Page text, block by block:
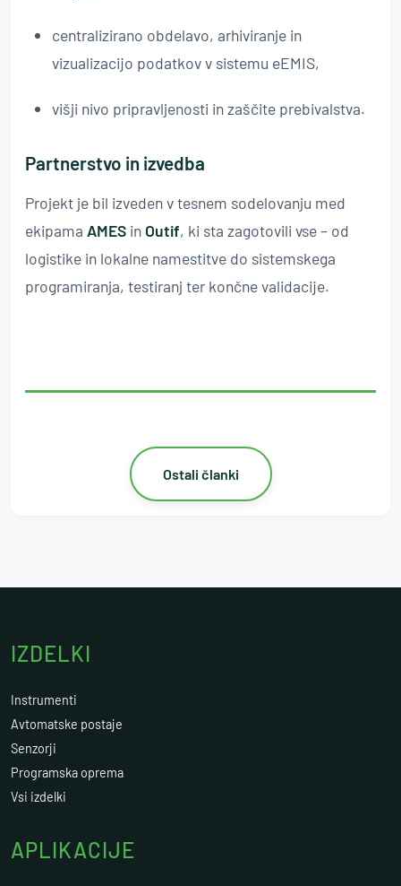
centralizirano obdelavo, arhiviranje in
vizualizacijo podatkov v sistemu eEMIS,
višji nivo pripravljenosti in zaščite prebivalstva.
Partnerstvo in izvedba
Projekt je bil izveden v tesnem sodelovanju med
ekipama AMES in Outif, ki sta zagotovili vse – od
logistike in lokalne namestitve do sistemskega
programiranja, testiranj ter končne validacije.
Ostali članki
IZDELKI
Instrumenti
Avtomatske postaje
Senzorji
Programska oprema
Vsi izdelki
APLIKACIJE